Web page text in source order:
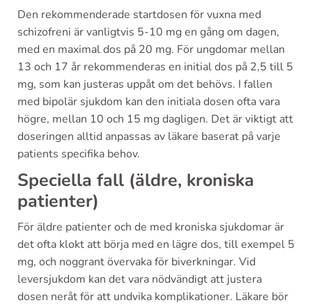
Den rekommenderade startdosen för vuxna med
schizofreni är vanligtvis 5-10 mg en gång om dagen,
med en maximal dos på 20 mg. För ungdomar mellan
13 och 17 år rekommenderas en initial dos på 2,5 till 5
mg, som kan justeras uppåt om det behövs. I fallen
med bipolär sjukdom kan den initiala dosen ofta vara
högre, mellan 10 och 15 mg dagligen. Det är viktigt att
doseringen alltid anpassas av läkare baserat på varje
patients specifika behov.
Speciella fall (äldre, kroniska
patienter)
För äldre patienter och de med kroniska sjukdomar är
det ofta klokt att börja med en lägre dos, till exempel 5
mg, och noggrant övervaka för biverkningar. Vid
leversjukdom kan det vara nödvändigt att justera
dosen neråt för att undvika komplikationer. Läkare bör